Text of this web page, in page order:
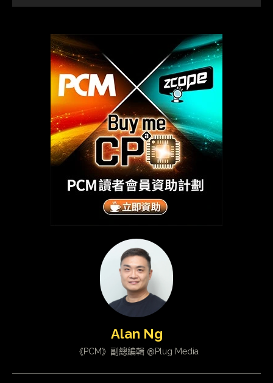
Alan Ng
《PCM》副總編輯 @Plug Media